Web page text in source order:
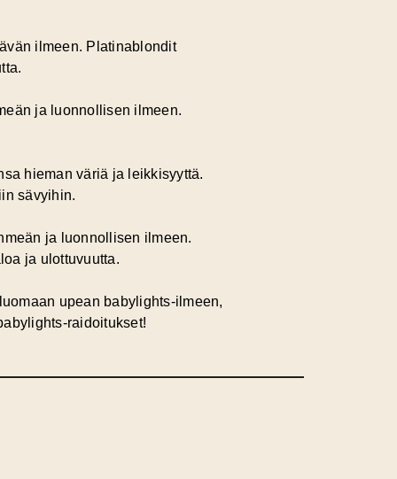
ilmeen. Platinablondit
ja luonnollisen ilmeen.
hieman väriä ja leikkisyyttä.
sävyihin.
ja luonnollisen ilmeen.
ja ulottuvuutta.
upean babylights-ilmeen,
raidoitukset!